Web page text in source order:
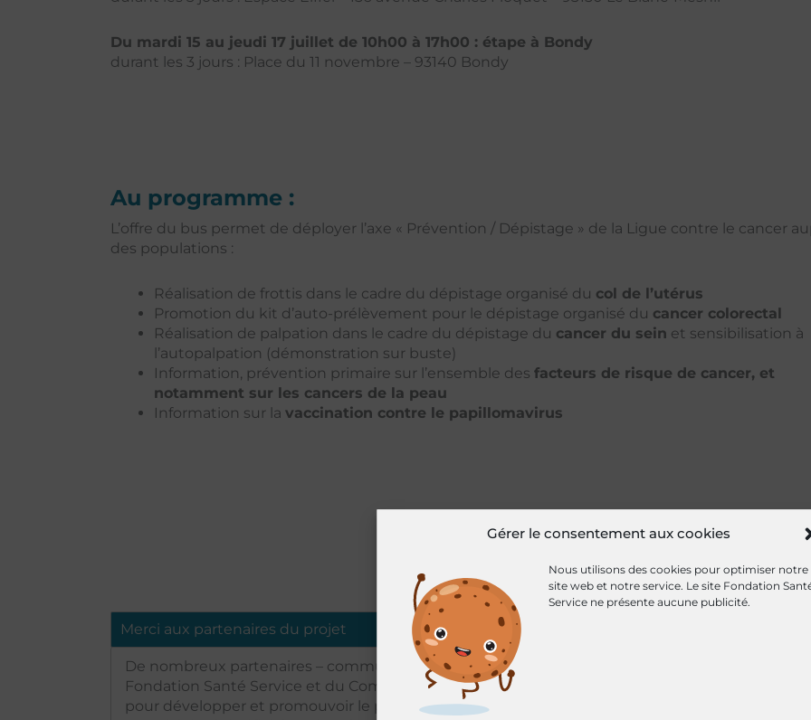
Gérer le consentement aux cookies
Nous utilisons des cookies pour optimiser notre
site web et notre service. Le site Fondation
Service ne présente aucune publicité.
Du mardi 15 au jeudi 17 juillet de 10h00 à 17h00 : étape à Bondy
durant les 3 jours : Place du 11 novembre – 93140 Bondy
Au programme :
L’offre du bus permet de déployer l’axe « Prévention / Dépistage » de la Ligue contre le cancer
des populations :
Réalisation de frottis dans le cadre du dépistage organisé du col de l’utérus
Promotion du kit d’auto-prélèvement pour le dépistage organisé du cancer colorectal
Réalisation de palpation dans le cadre du dépistage du cancer du sein et sensibilisation à
l’autopalpation (démonstration sur buste)
Information, prévention primaire sur l’ensemble des facteurs de risque de cancer, et
notamment sur les cancers de la peau
Information sur la vaccination contre le papillomavirus
Merci aux partenaires du projet
De nombreux partenaires – communes, institutionnels, laboratoires – se mobilisent aux côtés
Fondation Santé Service et du Comité de Seine-Saint-Denis de la Ligue nationale contre le
pour développer et promouvoir le projet, réaliser les actions proposées lors de la tournée et